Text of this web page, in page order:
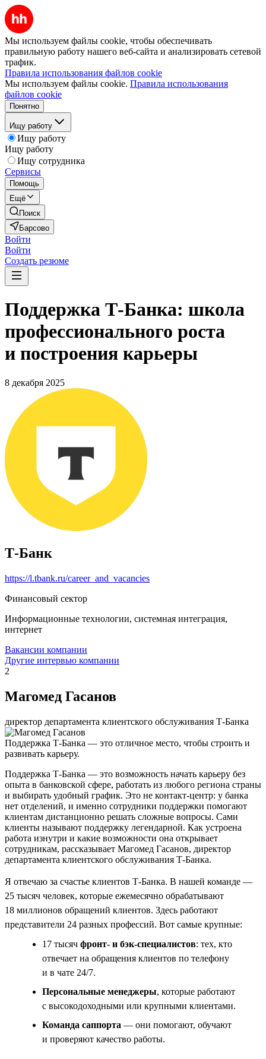
Мы используем файлы cookie, чтобы обеспечивать
правильную работу нашего веб-сайта и анализировать сетевой
трафик.
Правила использования файлов cookie
Мы используем файлы cookie. Правила использования
файлов cookie
Понятно
Ищу работу
Ищу работу
Ищу работу
Ищу сотрудника
Сервисы
Помощь
Ещё
Поиск
Барсово
Войти
Войти
Создать резюме
Поддержка Т-Банка: школа
профессионального роста
и построения карьеры
8 декабря 2025
Т-Банк
https://l.tbank.ru/career_and_vacancies
Финансовый сектор
Информационные технологии, системная интеграция,
интернет
Вакансии компании
Другие интервью компании
2
Магомед Гасанов
директор департамента клиентского обслуживания Т-Банка
Поддержка Т-Банка — это отличное место, чтобы строить и
развивать карьеру.
Поддержка Т-Банка — это возможность начать карьеру без
опыта в банковской сфере, работать из любого региона страны
и выбирать удобный график. Это не контакт-центр: у банка
нет отделений, и именно сотрудники поддержки помогают
клиентам дистанционно решать сложные вопросы. Сами
клиенты называют поддержку легендарной. Как устроена
работа изнутри и какие возможности она открывает
сотрудникам, рассказывает Магомед Гасанов, директор
департамента клиентского обслуживания Т-Банка.
Я отвечаю за счастье клиентов Т-Банка. В нашей команде —
25 тысяч человек, которые ежемесячно обрабатывают
18 миллионов обращений клиентов. Здесь работают
представители 24 разных профессий. Вот самые крупные:
17 тысяч фронт- и бэк-специалистов: тех, кто
отвечает на обращения клиентов по телефону
и в чате 24/7.
Персональные менеджеры, которые работают
с высокодоходными или крупными клиентами.
Команда саппорта — они помогают, обучают
и проверяют качество работы.